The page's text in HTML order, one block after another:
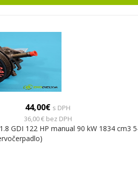
44,00€ s DPH
36,00 € bez DPH
GDI 122 HP manual 90 kW 1834 cm3